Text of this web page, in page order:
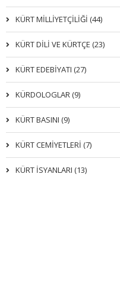
KÜRT MİLLİYETÇİLİĞİ (44)
KÜRT DİLİ VE KÜRTÇE (23)
KÜRT EDEBİYATI (27)
KÜRDOLOGLAR (9)
KÜRT BASINI (9)
KÜRT CEMİYETLERİ (7)
KÜRT İSYANLARI (13)